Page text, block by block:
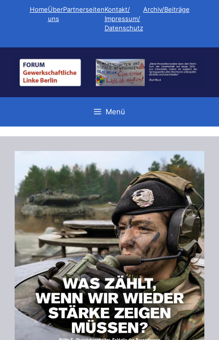
HomeÜber
uns
PartnerseitenKontakt/
Impressum/
Datenschutz
Archiv/Beiträge
Menü